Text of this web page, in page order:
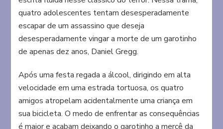
quatro adolescentes tentam desesperadamente
escapar de um assassino que deseja
desesperadamente vingar a morte de um garotinho
de apenas dez anos, Daniel Gregg.
Após uma festa regada a álcool, dirigindo em alta
velocidade em uma estrada tortuosa, os quatro
amigos atropelam acidentalmente uma criança em
sua bicicleta. O medo de enfrentar as consequências
é maior e acabam deixando o garotinho a mercê da